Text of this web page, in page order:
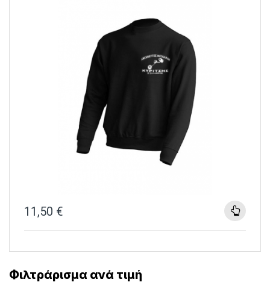
11,50 €
Φιλτράρισμα ανά τιμή